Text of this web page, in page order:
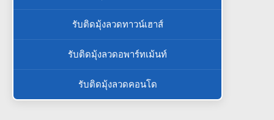
รับติดมุ้งลวดทาวน์เฮาส์
รับติดมุ้งลวดอพาร์ทเม้นท์
รับติดมุ้งลวดคอนโด